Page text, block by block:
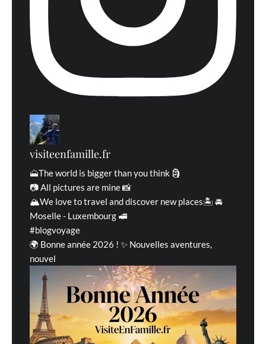
visiteenfamille.fr
🗻The world is bigger than you think 🗿
📷 All pictures are mine 📸
🏔We love to travel and discover new places🏝 🚘
Moselle - Luxembourg 🚅
#blogvoyage
🌍 Bonne année 2026 ! ✨ Nouvelles aventures,
nouvel